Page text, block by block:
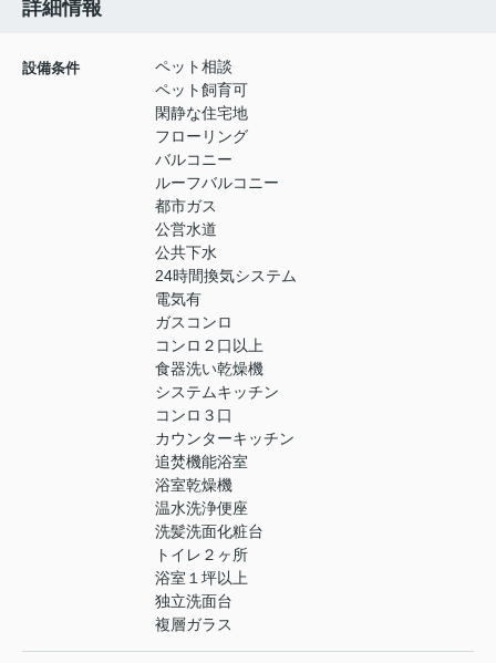
詳細情報
設備条件
ペット相談
ペット飼育可
閑静な住宅地
フローリング
バルコニー
ルーフバルコニー
都市ガス
公営水道
公共下水
24時間換気システム
電気有
ガスコンロ
コンロ２口以上
食器洗い乾燥機
システムキッチン
コンロ３口
カウンターキッチン
追焚機能浴室
浴室乾燥機
温水洗浄便座
洗髪洗面化粧台
トイレ２ヶ所
浴室１坪以上
独立洗面台
複層ガラス